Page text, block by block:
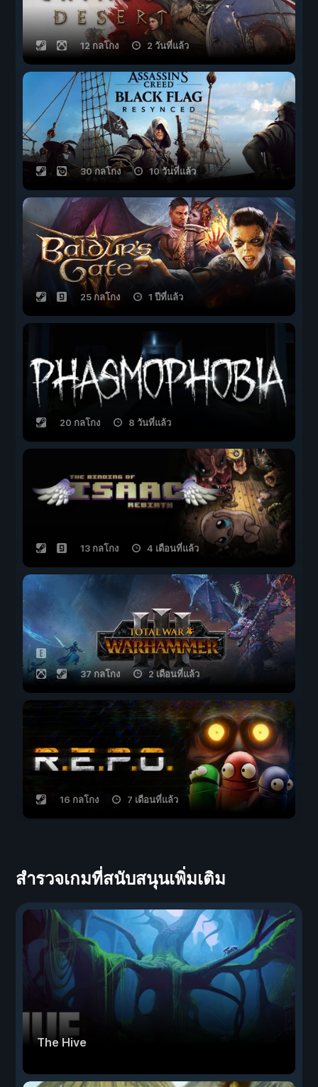
12 กลโกง 2 วันที่แล้ว
30 กลโกง 10 วันที่แล้ว
25 กลโกง 1 ปีที่แล้ว
20 กลโกง 8 วันที่แล้ว
13 กลโกง 4 เดือนที่แล้ว
37 กลโกง 2 เดือนที่แล้ว
16 กลโกง 7 เดือนที่แล้ว
สำรวจเกมที่สนับสนุนเพิ่มเติม
The Hive